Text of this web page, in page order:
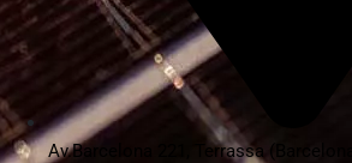
Av.Barcelona 221, Terrassa (Barcelona)